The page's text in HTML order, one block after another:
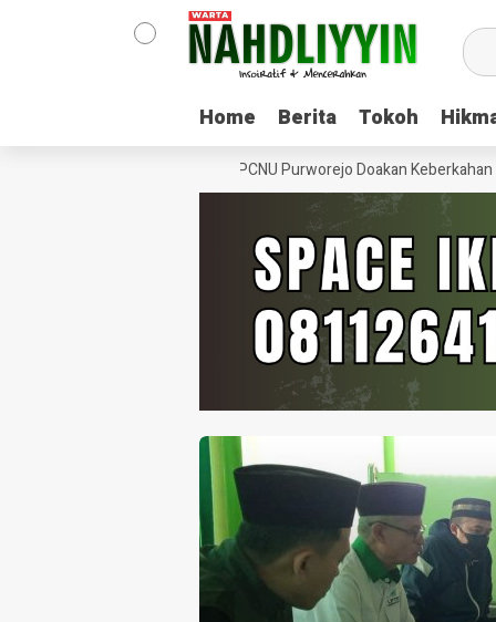
Home Berita Tokoh
Home Berita Tokoh
ber-Muhammadiyah, Ketua PCNU Purworejo Doakan Keberkahan